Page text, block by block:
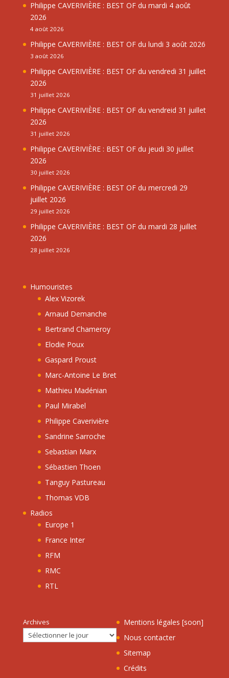
Philippe CAVERIVIÈRE : BEST OF du mardi 4 août
2026
4 août 2026
Philippe CAVERIVIÈRE : BEST OF du lundi 3 août 2026
3 août 2026
Philippe CAVERIVIÈRE : BEST OF du vendredi 31 juillet
2026
31 juillet 2026
Philippe CAVERIVIÈRE : BEST OF du vendreid 31 juillet
2026
31 juillet 2026
Philippe CAVERIVIÈRE : BEST OF du jeudi 30 juillet
2026
30 juillet 2026
Philippe CAVERIVIÈRE : BEST OF du mercredi 29
juillet 2026
29 juillet 2026
Philippe CAVERIVIÈRE : BEST OF du mardi 28 juillet
2026
28 juillet 2026
Humouristes
Alex Vizorek
Arnaud Demanche
Bertrand Chameroy
Elodie Poux
Gaspard Proust
Marc-Antoine Le Bret
Mathieu Madénian
Paul Mirabel
Philippe Caverivière
Sandrine Sarroche
Sebastian Marx
Sébastien Thoen
Tanguy Pastureau
Thomas VDB
Radios
Europe 1
France Inter
RFM
RMC
RTL
Archives
Mentions légales [soon]
Nous contacter
Sitemap
Crédits